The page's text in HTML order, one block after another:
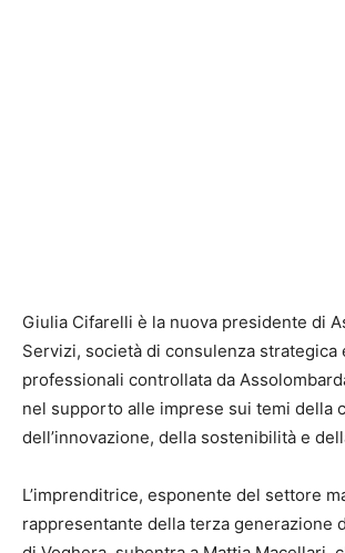
Giulia Cifarelli è la nuova presidente di
Servizi, società di consulenza strategica
professionali controllata da
nel supporto alle imprese sui temi della
dell’innovazione, della sostenibilità e
L’imprenditrice, esponente del settore
rappresentante della terza generazione